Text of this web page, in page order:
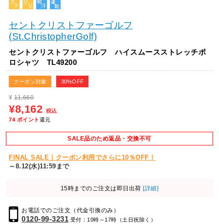
セントクリストファーゴルフ
(St.ChristopherGolf)
セントクリストファーゴルフ ハイスムースストレッチポ
ロシャツ TL49200
クーポン対象 30%OFF
¥ 11,660
¥8,162 税込
74 ポイント 還元
SALE品のため返品・交換不可
FINAL SALE｜クーポン利用でさらに10％OFF！
～8.12(水)11:59まで
15時までのご注文は即日出荷 [詳細]
お電話でのご注文（代金引換のみ）
0120-99-3231 受付：10時～17時（土日祝除く）